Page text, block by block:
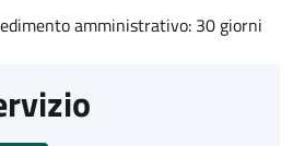
amministrativo: 30 giorni